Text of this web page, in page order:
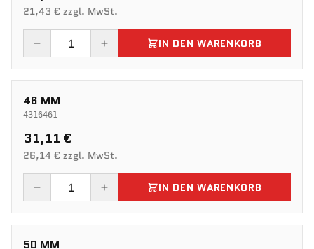
21,43 € zzgl. MwSt.
IN DEN WARENKORB
46 MM
4316461
31,11 €
26,14 € zzgl. MwSt.
IN DEN WARENKORB
50 MM